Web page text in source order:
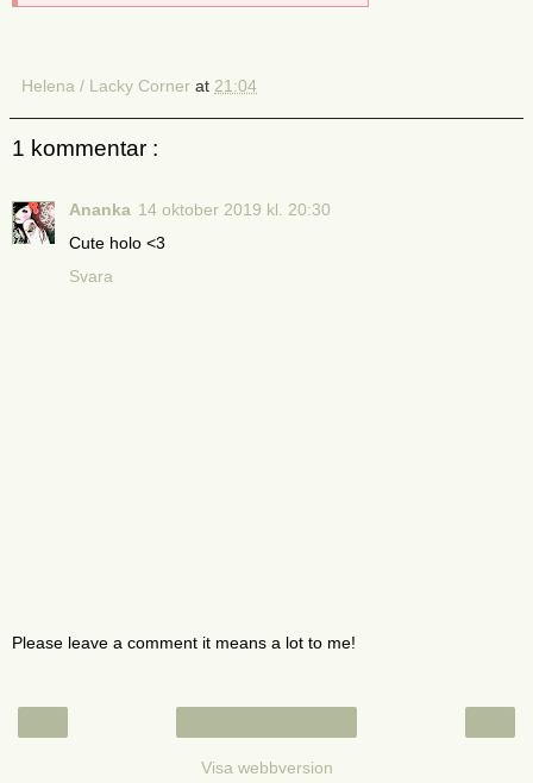
Helena / Lacky Corner at 21:04
1 kommentar :
Ananka 14 oktober 2019 kl. 20:30
Cute holo <3
Svara
Please leave a comment it means a lot to me!
Visa webbversion